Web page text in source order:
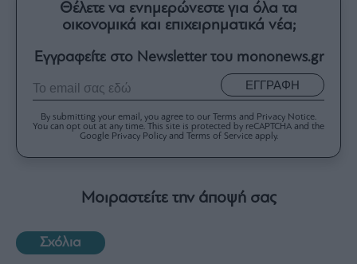
Θέλετε να ενημερώνεστε για όλα τα
οικονομικά και επιχειρηματικά νέα;
Εγγραφείτε στο Newsletter του mononews.gr
ΕΓΓΡΑΦΗ
By submitting your email, you agree to our Terms and Privacy Notice.
You can opt out at any time. This site is protected by reCAPTCHA and the
Google Privacy Policy and Terms of Service apply.
Μοιραστείτε την άποψή σας
Σχόλια